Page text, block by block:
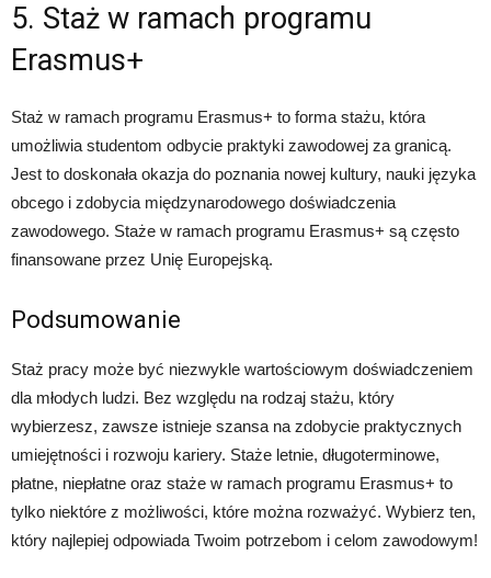
5. Staż w ramach programu
Erasmus+
Staż w ramach programu Erasmus+ to forma stażu, która
umożliwia studentom odbycie praktyki zawodowej za granicą.
Jest to doskonała okazja do poznania nowej kultury, nauki języka
obcego i zdobycia międzynarodowego doświadczenia
zawodowego. Staże w ramach programu Erasmus+ są często
finansowane przez Unię Europejską.
Podsumowanie
Staż pracy może być niezwykle wartościowym doświadczeniem
dla młodych ludzi. Bez względu na rodzaj stażu, który
wybierzesz, zawsze istnieje szansa na zdobycie praktycznych
umiejętności i rozwoju kariery. Staże letnie, długoterminowe,
płatne, niepłatne oraz staże w ramach programu Erasmus+ to
tylko niektóre z możliwości, które można rozważyć. Wybierz ten,
który najlepiej odpowiada Twoim potrzebom i celom zawodowym!